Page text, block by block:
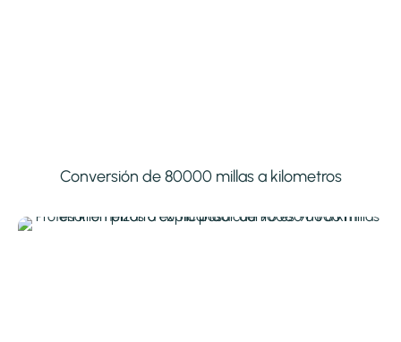
Conversión de 80000 millas a kilometros